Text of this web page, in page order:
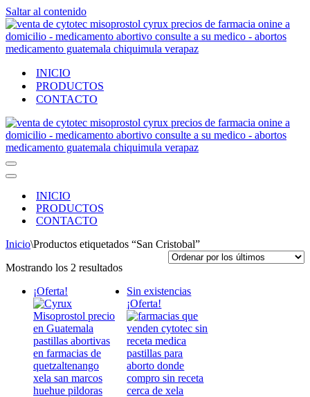
Saltar al contenido
INICIO
PRODUCTOS
CONTACTO
Menú
de
Menú
navegación
INICIO
PRODUCTOS
CONTACTO
Inicio\Productos etiquetados “San Cristobal”
Mostrando los 2 resultadosOrdenado
los
últimos
¡Oferta!
Sin existencias
¡Oferta!